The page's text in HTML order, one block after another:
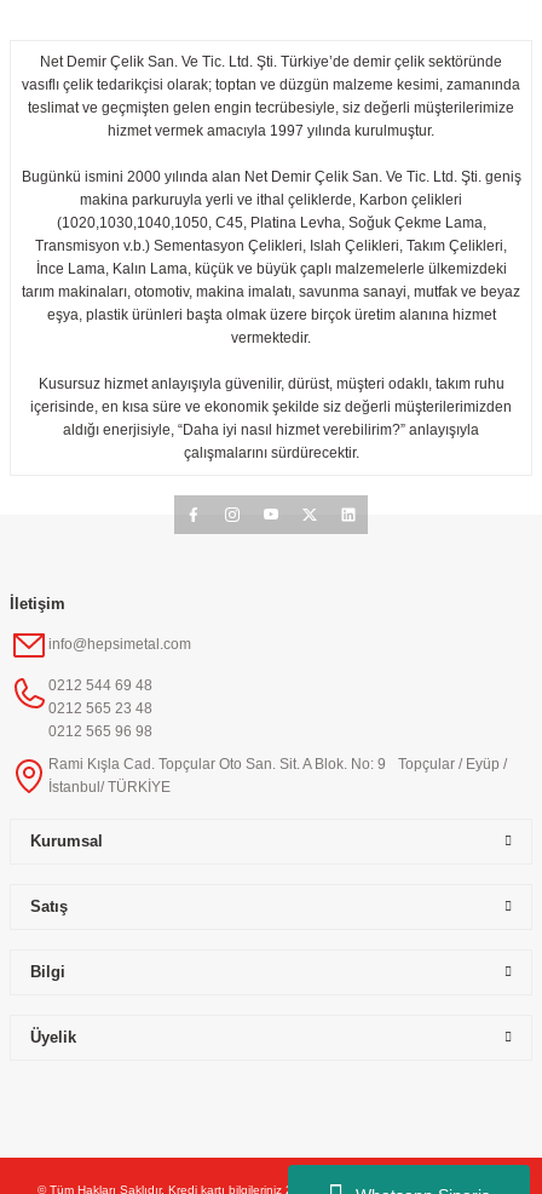
Net Demir Çelik San. Ve Tic. Ltd. Şti. Türkiye’de demir çelik sektöründe
vasıflı çelik tedarikçisi olarak; toptan ve düzgün malzeme kesimi, zamanında
teslimat ve geçmişten gelen engin tecrübesiyle, siz değerli müşterilerimize
hizmet vermek amacıyla 1997 yılında kurulmuştur.
Bugünkü ismini 2000 yılında alan Net Demir Çelik San. Ve Tic. Ltd. Şti. geniş
makina parkuruyla yerli ve ithal çeliklerde, Karbon çelikleri
(1020,1030,1040,1050, C45, Platina Levha, Soğuk Çekme Lama,
Transmisyon v.b.) Sementasyon Çelikleri, Islah Çelikleri, Takım Çelikleri,
İnce Lama, Kalın Lama, küçük ve büyük çaplı malzemelerle ülkemizdeki
tarım makinaları, otomotiv, makina imalatı, savunma sanayi, mutfak ve beyaz
eşya, plastik ürünleri başta olmak üzere birçok üretim alanına hizmet
vermektedir.
Kusursuz hizmet anlayışıyla güvenilir, dürüst, müşteri odaklı, takım ruhu
içerisinde, en kısa süre ve ekonomik şekilde siz değerli müşterilerimizden
aldığı enerjisiyle, “Daha iyi nasıl hizmet verebilirim?” anlayışıyla
çalışmalarını sürdürecektir.
İletişim
info@hepsimetal.com
0212 544 69 48
0212 565 23 48
0212 565 96 98
Rami Kışla Cad. Topçular Oto San. Sit. A Blok. No: 9 Topçular / Eyüp /
İstanbul/ TÜRKİYE
Kurumsal
Satış
Bilgi
Üyelik
© Tüm Hakları Saklıdır. Kredi kartı bilgileriniz 256bit SSL sertifikası ile korunmaktadır.